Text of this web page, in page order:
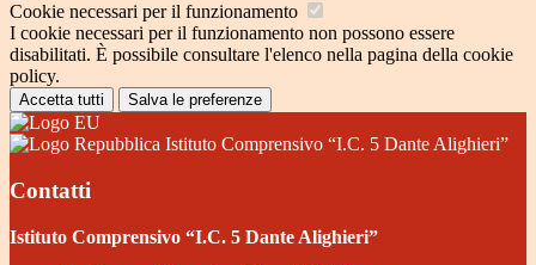
Cookie necessari per il funzionamento
I cookie necessari per il funzionamento non possono essere
disabilitati. È possibile consultare l'elenco nella pagina della cookie
policy.
Accetta tutti Salva le preferenze
Istituto Comprensivo “I.C. 5 Dante Alighieri”
Contatti
Istituto Comprensivo “I.C. 5 Dante Alighieri”